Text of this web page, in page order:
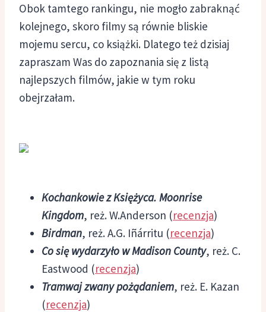
Obok tamtego rankingu, nie mogło zabraknąć
kolejnego, skoro filmy są równie bliskie
mojemu sercu, co książki. Dlatego też dzisiaj
zapraszam Was do zapoznania się z listą
najlepszych filmów, jakie w tym roku
obejrzałam.
Kochankowie z Księżyca. Moonrise
Kingdom, reż. W.Anderson (recenzja)
Birdman, reż. A.G. Iñárritu (recenzja)
Co się wydarzyło w Madison County, reż. C.
Eastwood (recenzja)
Tramwaj zwany pożądaniem, reż. E. Kazan
(recenzja)